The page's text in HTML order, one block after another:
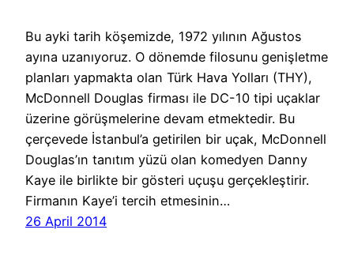
Bu ayki tarih köşemizde, 1972 yılının Ağustos
ayına uzanıyoruz. O dönemde filosunu genişletme
planları yapmakta olan Türk Hava Yolları (THY),
McDonnell Douglas firması ile DC-10 tipi uçaklar
üzerine görüşmelerine devam etmektedir. Bu
çerçevede İstanbul’a getirilen bir uçak, McDonnell
Douglas’ın tanıtım yüzü olan komedyen Danny
Kaye ile birlikte bir gösteri uçuşu gerçekleştirir.
Firmanın Kaye’i tercih etmesinin…
26 April 2014